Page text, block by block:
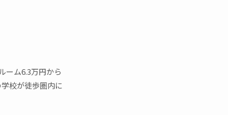
ーム6.3万円から
校が徒歩圏内に